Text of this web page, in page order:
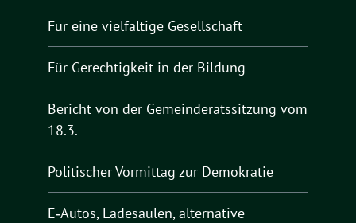
Für eine vielfältige Gesellschaft
Für Gerechtigkeit in der Bildung
Bericht von der Gemeinderatssitzung vom
18.3.
Politischer Vormittag zur Demokratie
E‑Autos, Ladesäulen, alternative